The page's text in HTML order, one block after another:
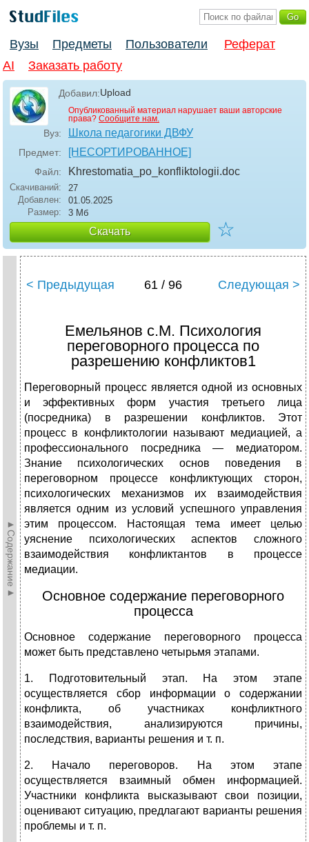
Вузы Предметы Пользователи
Реферат
AI
Заказать работу
Добавил:Upload
Опубликованный материал нарушает ваши авторские
права? Сообщите нам.
Вуз: Школа педагогики ДВФУ
Предмет: [НЕСОРТИРОВАННОЕ]
Файл: Khrestomatia_po_konfliktologii.doc
Скачиваний:
27
Добавлен:
01.05.2025
Размер:
3 Мб
Скачать ☆
►Содержание►
< Предыдущая 61 / 96 Следующая >
Емельянов с.М. Психология
переговорного процесса по
разрешению конфликтов1
Переговорный процесс является одной из основных
и эффективных форм участия третьего лица
(посредника) в разрешении конфликтов. Этот
процесс в конфликтологии называют медиацией, а
профессио­нального посредника — медиатором.
Знание психологических основ поведения в
переговорном процессе конфликтующих сторон,
психо­логических механизмов их взаимодействия
является одним из усло­вий успешного управления
этим процессом. Настоящая тема имеет целью
уяснение психологических аспектов сложного
взаимодействия конфликтантов в процессе
медиации.
Основное содержание переговорного
процесса
Основное содержание переговорного процесса
может быть представ­лено четырьмя этапами.
1. Подготовительный этап. На этом этапе
осуществляется сбор информации о содержании
конфликта, об участниках конфликтного
взаимодействия, анализируются причины,
последствия, варианты ре­шения и т. п.
2. Начало переговоров. На этом этапе
осуществляется взаимный об­мен информацией.
Участники конфликта высказывают свои позиции,
оценивают ситуацию, предлагают варианты решения
проблемы и т. п.